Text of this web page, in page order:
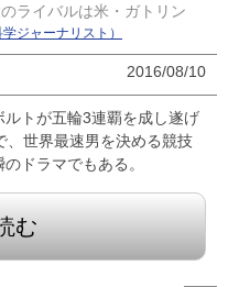
ライバルは米・ガトリン
ジャーナリスト）
2016/08/10
トが五輪3連覇を成し遂げ
、世界最速男を決める競技
ドラマでもある。
む